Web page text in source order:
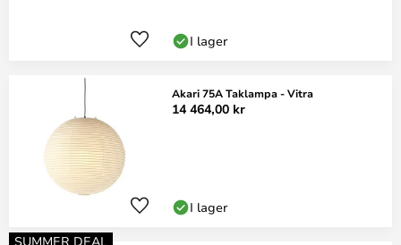
I lager
Akari 75A Taklampa - Vitra
14 464,00 kr
I lager
SUMMER DEAL